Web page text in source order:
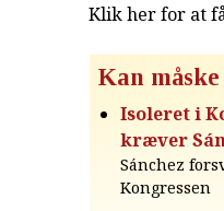
Klik her for at
Kan
Isoleret i
kræver
Sánchez
Kongressen